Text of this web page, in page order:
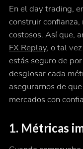
En el day trading,
construir
costosos. Así que,
FX Replay, o tal
estás seguro de
desglosar cada
asegurarnos de
mercados con
1. Métricas